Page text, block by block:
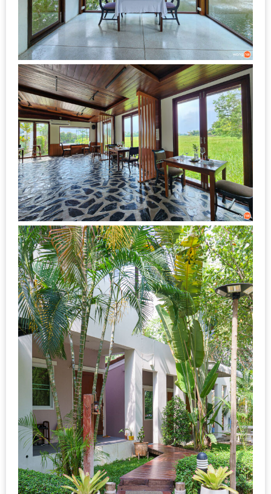
งาน
เดียว
ทั้ง
ช้อป
กิน
เที่ยว
พร้อม
โปร
โม
ชั่น
สำหรับ
คน
รัก
บ้าน
มากมาย
MAPS
MY
ACCOUNT
NEW
FACEBOOK
TIMELINE
POLICY
OKTOBERFEST
ครั้ง
ที่
2